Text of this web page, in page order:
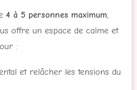
4 à 5 personnes maximum,
offre un espace de calme et
:
et relâcher les tensions du